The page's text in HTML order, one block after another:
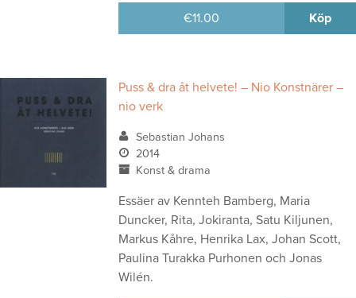
€11.00 Köp
Puss & dra åt helvete! – Nio Konstnärer –
nio verk
Sebastian Johans
2014
Konst & drama
Essäer av Kennteh Bamberg, Maria
Duncker, Rita, Jokiranta, Satu Kiljunen,
Markus Kåhre, Henrika Lax, Johan Scott,
Paulina Turakka Purhonen och Jonas
Wilén.